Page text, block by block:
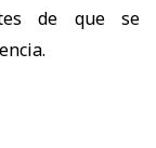
de que se